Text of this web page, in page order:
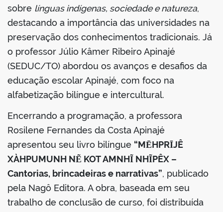
sobre línguas indígenas, sociedade e natureza,
destacando a importância das universidades na
preservação dos conhecimentos tradicionais. Já
o professor Júlio Kâmer Ribeiro Apinajé
(SEDUC/TO) abordou os avanços e desafios da
educação escolar Apinajé, com foco na
alfabetização bilíngue e intercultural.
Encerrando a programação, a professora
Rosilene Fernandes da Costa Apinajé
apresentou seu livro bilíngue “MĒHPRĪJÊ
XÀHPUMUNH NẼ KOT AMNHĨ NHĨPÊX –
Cantorias, brincadeiras e narrativas”, publicado
pela Nagô Editora. A obra, baseada em seu
trabalho de conclusão de curso, foi distribuída